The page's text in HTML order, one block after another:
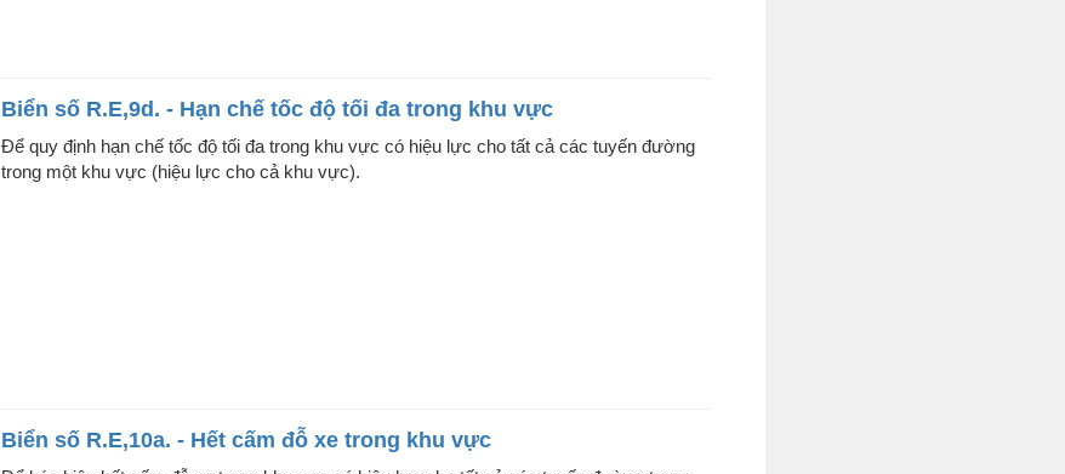
Biển số R.E,9d. - Hạn chế tốc độ tối đa trong khu vực
Để quy định hạn chế tốc độ tối đa trong khu vực có hiệu lực cho tất cả các tuyến đường
trong một khu vực (hiệu lực cho cả khu vực).
Biển số R.E,10a. - Hết cấm đỗ xe trong khu vực